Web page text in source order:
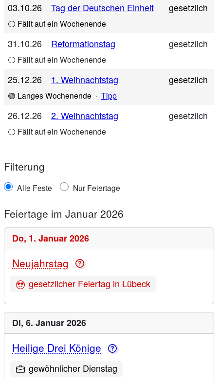
03.10.26 Tag der Deutschen Einheit gesetzlich
⚪ Fällt auf ein Wochenende
31.10.26 Reformationstag gesetzlich
⚪ Fällt auf ein Wochenende
25.12.26 1. Weihnachtstag gesetzlich
🟢 Langes Wochenende · Tipp
26.12.26 2. Weihnachtstag gesetzlich
⚪ Fällt auf ein Wochenende
Filterung
Alle Feste Nur Feiertage
Feiertage im Januar 2026
Do, 1. Januar 2026
Neujahrstag
gesetzlicher Feiertag in Lübeck
Di, 6. Januar 2026
Heilige Drei Könige
gewöhnlicher Dienstag